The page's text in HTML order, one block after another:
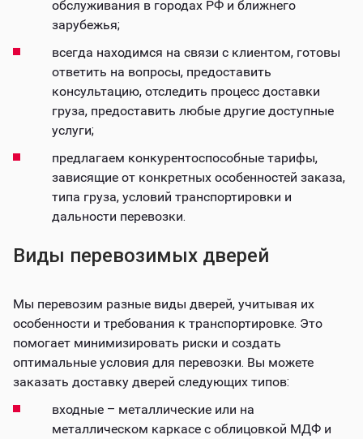
обслуживания в городах РФ и ближнего
зарубежья;
всегда находимся на связи с клиентом, готовы
ответить на вопросы, предоставить
консультацию, отследить процесс доставки
груза, предоставить любые другие доступные
услуги;
предлагаем конкурентоспособные тарифы,
зависящие от конкретных особенностей заказа,
типа груза, условий транспортировки и
дальности перевозки.
Виды перевозимых дверей
Мы перевозим разные виды дверей, учитывая их
особенности и требования к транспортировке. Это
помогает минимизировать риски и создать
оптимальные условия для перевозки. Вы можете
заказать доставку дверей следующих типов:
входные – металлические или на
металлическом каркасе с облицовкой МДФ и